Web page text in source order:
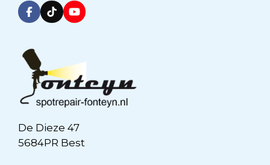
De Dieze 47
5684PR Best